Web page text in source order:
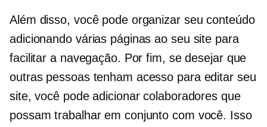
Além disso, você pode organizar seu conteúdo
adicionando várias páginas ao seu site para
facilitar a navegação. Por fim, se desejar que
outras pessoas tenham acesso para editar seu
site, você pode adicionar colaboradores que
possam trabalhar em conjunto com você. Isso